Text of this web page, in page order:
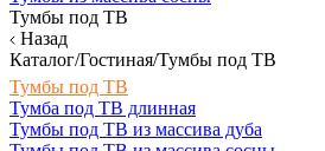
Тумбы под ТВ
Назад
Каталог/Гостиная/Тумбы под ТВ
Тумбы под ТВ
Тумба под ТВ длинная
Тумбы под ТВ из массива дуба